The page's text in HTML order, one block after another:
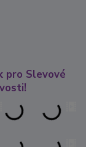
pro Slevové